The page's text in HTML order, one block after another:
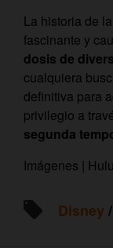
La historia de
fascinante y
dosis de
cualquiera
definitiva para
privilegio a
segunda
Imágenes |
Disney /